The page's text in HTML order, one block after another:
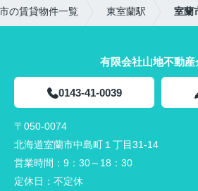
の賃貸物件一覧 東室蘭駅 室蘭
有限会社山地不動産
0143-41-0039
〒050-0074
北海道室蘭市中島町１丁目31-14
営業時間： 9：30～18：30
定休日： 不定休